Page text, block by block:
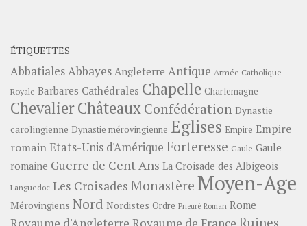
ÉTIQUETTES
AbbatialesAbbayes Angleterre Antique Armée Catholique
Royale Barbares Cathédrales Chapelle Charlemagne
ChevalierChâteauxConfédération Dynastie
carolingienne Dynastie mérovingienne Eglises Empire Empire
romainEtats-Unis d'Amérique Forteresse Gaule Gaule
romaine Guerre de Cent Ans La Croisade des Albigeois
Languedoc Les Croisades Monastère Moyen-Age
Mérovingiens Nord Nordistes Ordre Prieuré Roman Rome